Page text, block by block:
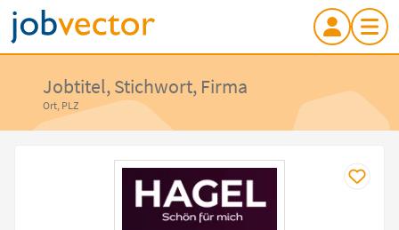
Jobtitel, Stichwort, Firma
Ort, PLZ